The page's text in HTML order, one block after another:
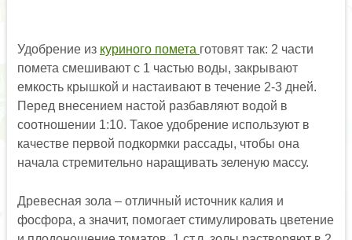
Удобрение из куриного помета готовят так: 2 части
помета смешивают с 1 частью воды, закрывают
емкость крышкой и настаивают в течение 2-3 дней.
Перед внесением настой разбавляют водой в
соотношении 1:10. Такое удобрение используют в
качестве первой подкормки рассады, чтобы она
начала стремительно наращивать зеленую массу.
Древесная зола – отличный источник калия и
фосфора, а значит, помогает стимулировать цветение